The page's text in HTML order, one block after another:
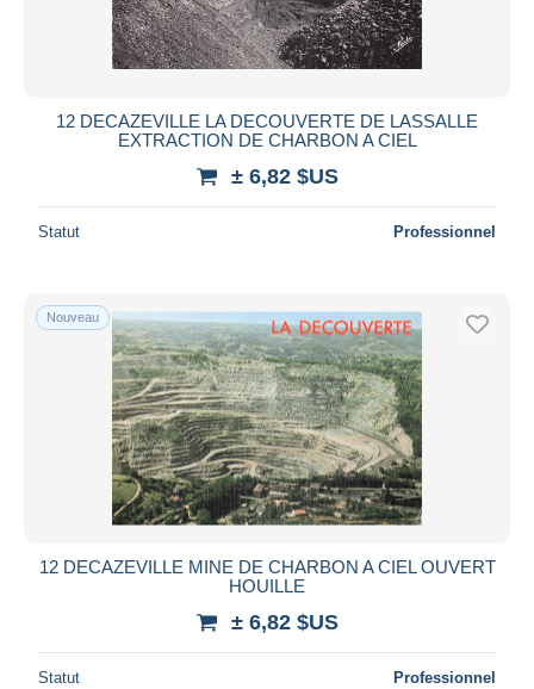
Toutes les durées
depuis
jours
Prix
Uniquement en réduction
Livraison gratuite
Méthodes de paiement
PayPal
Virement bancaire
Visa
Mastercard
iDeal
12 DECAZEVILLE LA DECOUVERTE DE LASSALLE
EXTRACTION DE CHARBON A CIEL
± 6,82 $US
Statut Professionnel
Nouveau
12 DECAZEVILLE MINE DE CHARBON A CIEL OUVERT
HOUILLE
± 6,82 $US
Statut Professionnel